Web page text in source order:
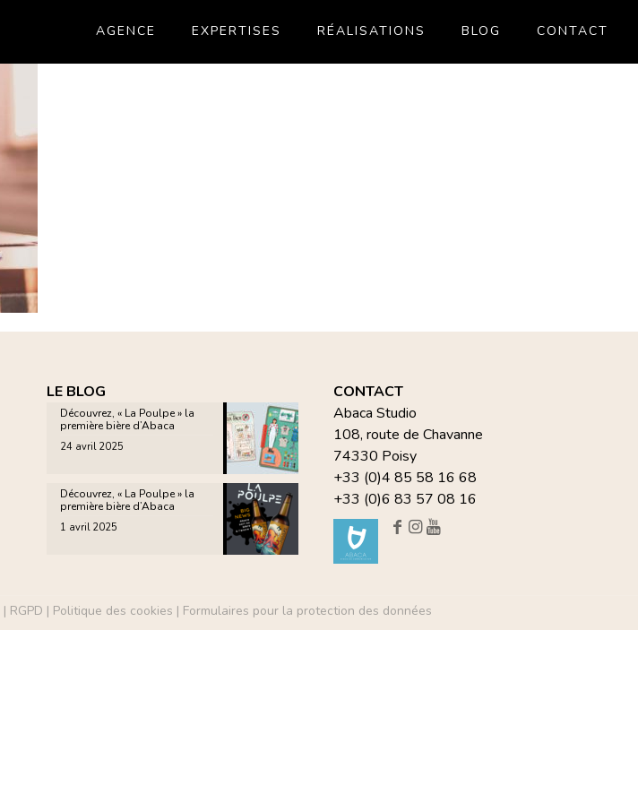
AGENCE EXPERTISES RÉALISATIONS BLOG CONTACT
LE BLOG
Découvrez, « La Poulpe » la
première bière d’Abaca
24 avril 2025
Découvrez, « La Poulpe » la
première bière d’Abaca
1 avril 2025
CONTACT
Abaca Studio
108, route de Chavanne
74330 Poisy
+33 (0)4 85 58 16 68
+33 (0)6 83 57 08 16
| RGPD | Politique des cookies | Formulaires pour la protection des données